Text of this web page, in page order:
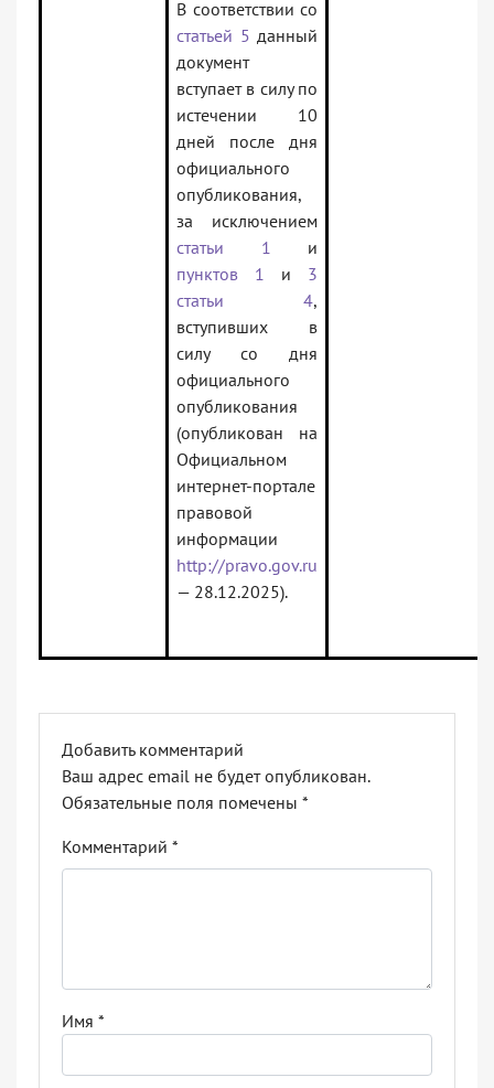
В соответствии со
статьей 5 данный
документ
вступает в силу по
истечении 10
дней после дня
официального
опубликования,
за исключением
статьи 1 и
пунктов 1 и 3
статьи 4,
вступивших в
силу со дня
официального
опубликования
(опубликован на
Официальном
интернет-портале
правовой
информации
http://pravo.gov.ru
— 28.12.2025).
Добавить комментарий
Ваш адрес email не будет опубликован.
Обязательные поля помечены *
Комментарий *
Имя *